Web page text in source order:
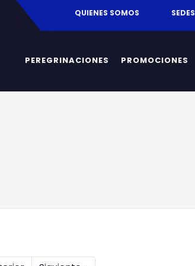
QUIENES SOMOS SEDES
PEREGRINACIONES PROMOCIONES